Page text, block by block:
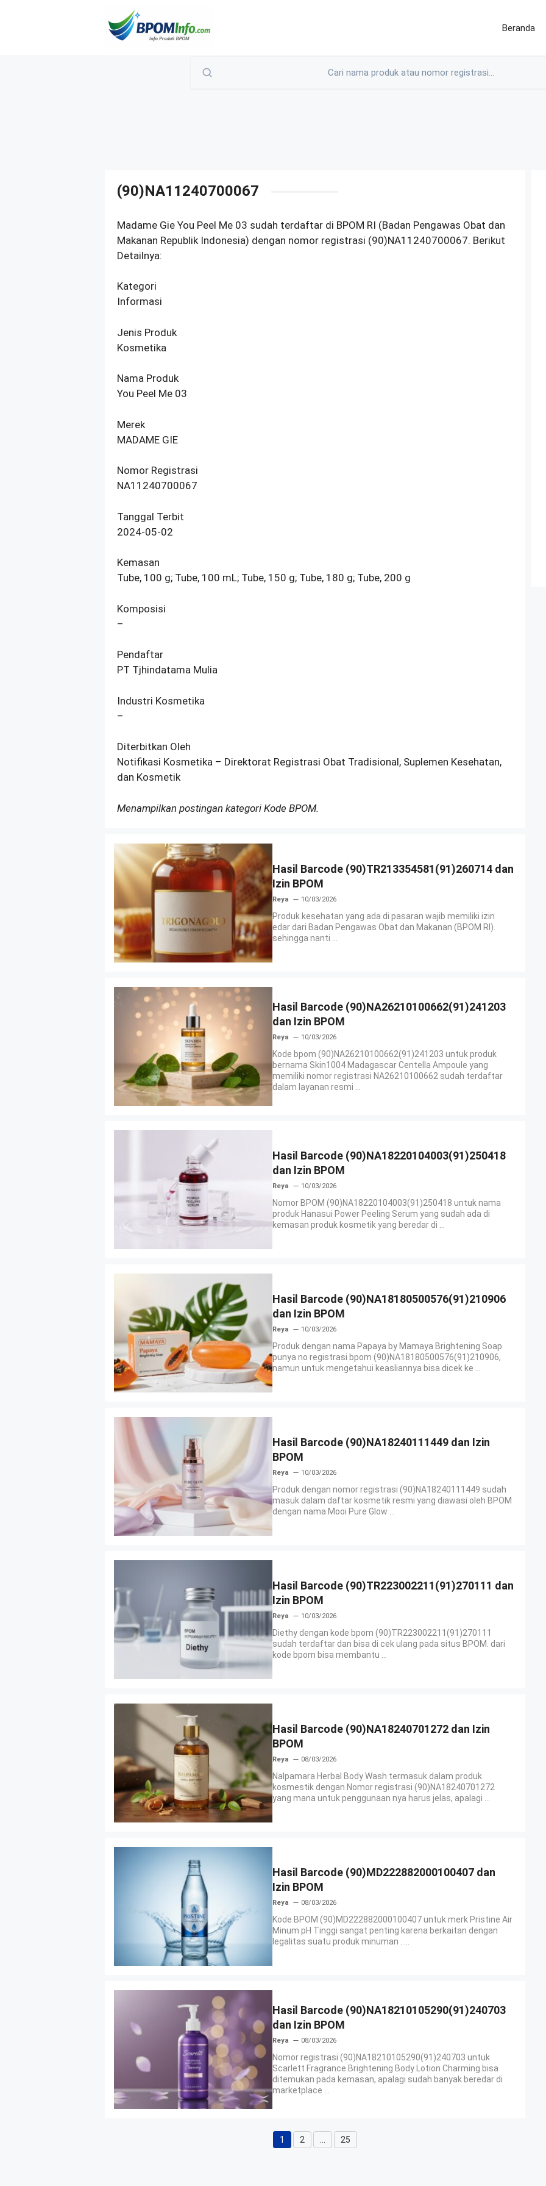
Beranda
(90)NA11240700067
Madame Gie You Peel Me 03 sudah terdaftar di BPOM RI (Badan Pengawas Obat dan
Makanan Republik Indonesia) dengan nomor registrasi (90)NA11240700067. Berikut
Detailnya:
Kategori
Informasi
Jenis Produk
Kosmetika
Nama Produk
You Peel Me 03
Merek
MADAME GIE
Nomor Registrasi
NA11240700067
Tanggal Terbit
2024-05-02
Kemasan
Tube, 100 g; Tube, 100 mL; Tube, 150 g; Tube, 180 g; Tube, 200 g
Komposisi
–
Pendaftar
PT Tjhindatama Mulia
Industri Kosmetika
–
Diterbitkan Oleh
Notifikasi Kosmetika – Direktorat Registrasi Obat Tradisional, Suplemen Kesehatan,
dan Kosmetik
Menampilkan postingan kategori Kode BPOM.
Hasil Barcode (90)TR213354581(91)260714 dan
Izin BPOM
Reya 10/03/2026
Produk kesehatan yang ada di pasaran wajib memiliki izin
edar dari Badan Pengawas Obat dan Makanan (BPOM RI).
sehingga nanti ...
Hasil Barcode (90)NA26210100662(91)241203
dan Izin BPOM
Reya 10/03/2026
Kode bpom (90)NA26210100662(91)241203 untuk produk
bernama Skin1004 Madagascar Centella Ampoule yang
memiliki nomor registrasi NA26210100662 sudah terdaftar
dalam layanan resmi ...
Hasil Barcode (90)NA18220104003(91)250418
dan Izin BPOM
Reya 10/03/2026
Nomor BPOM (90)NA18220104003(91)250418 untuk nama
produk Hanasui Power Peeling Serum yang sudah ada di
kemasan produk kosmetik yang beredar di ...
Hasil Barcode (90)NA18180500576(91)210906
dan Izin BPOM
Reya 10/03/2026
Produk dengan nama Papaya by Mamaya Brightening Soap
punya no registrasi bpom (90)NA18180500576(91)210906,
namun untuk mengetahui keasliannya bisa dicek ke ...
Hasil Barcode (90)NA18240111449 dan Izin
BPOM
Reya 10/03/2026
Produk dengan nomor registrasi (90)NA18240111449 sudah
masuk dalam daftar kosmetik resmi yang diawasi oleh BPOM
dengan nama Mooi Pure Glow ...
Hasil Barcode (90)TR223002211(91)270111 dan
Izin BPOM
Reya 10/03/2026
Diethy dengan kode bpom (90)TR223002211(91)270111
sudah terdaftar dan bisa di cek ulang pada situs BPOM. dari
kode bpom bisa membantu ...
Hasil Barcode (90)NA18240701272 dan Izin
BPOM
Reya 08/03/2026
Nalpamara Herbal Body Wash termasuk dalam produk
kosmestik dengan Nomor registrasi (90)NA18240701272
yang mana untuk penggunaan nya harus jelas, apalagi ...
Hasil Barcode (90)MD222882000100407 dan
Izin BPOM
Reya 08/03/2026
Kode BPOM (90)MD222882000100407 untuk merk Pristine Air
Minum pH Tinggi sangat penting karena berkaitan dengan
legalitas suatu produk minuman . ...
Hasil Barcode (90)NA18210105290(91)240703
dan Izin BPOM
Reya 08/03/2026
Nomor registrasi (90)NA18210105290(91)240703 untuk
Scarlett Fragrance Brightening Body Lotion Charming bisa
ditemukan pada kemasan, apalagi sudah banyak beredar di
marketplace ...
Halaman
1 Halaman
2 Halaman
25